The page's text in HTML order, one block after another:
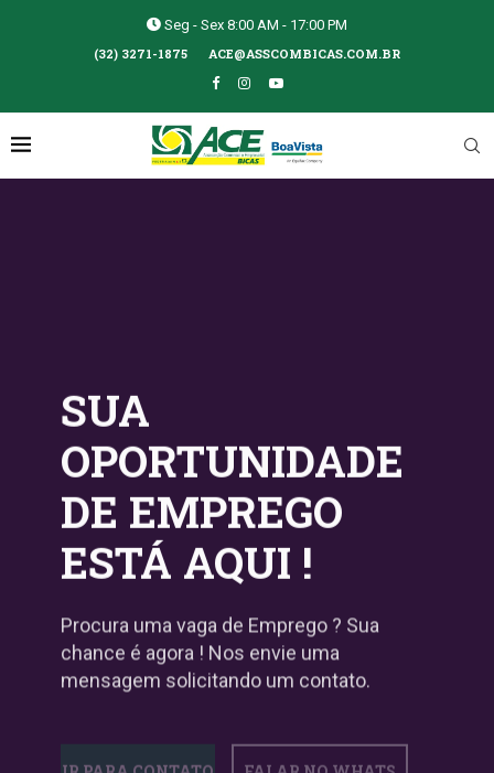
Seg - Sex 8:00 AM - 17:00 PM
(32) 3271-1875
ACE@ASSCOMBICAS.COM.BR
SUA
OPORTUNIDADE
DE EMPREGO
ESTÁ AQUI !
Procura uma vaga de Emprego ? Sua
chance é agora ! Nos envie uma
mensagem solicitando um contato.
IR PARA CONTATO FALAR NO WHATS